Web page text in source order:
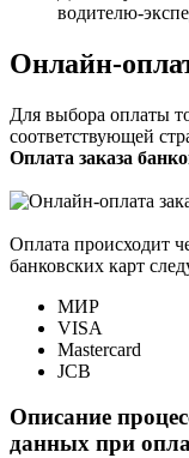
водителю-
Онлайн-
Для выбора оплаты
соответствующей
Оплата заказа
Оплата происходит
банковских карт
МИР
VISA
Mastercard
JCB
Описание
данных при